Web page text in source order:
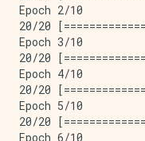
{'accuracy':
'auc': 0.73532283,
'average_loss':
Epoch 2/10
20/20
Epoch 3/10
20/20
Epoch 4/10
20/20
Epoch 5/10
20/20
Epoch 6/10